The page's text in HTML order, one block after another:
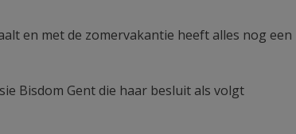
en met de zomervakantie heeft alles nog een
Bisdom Gent die haar besluit als volgt